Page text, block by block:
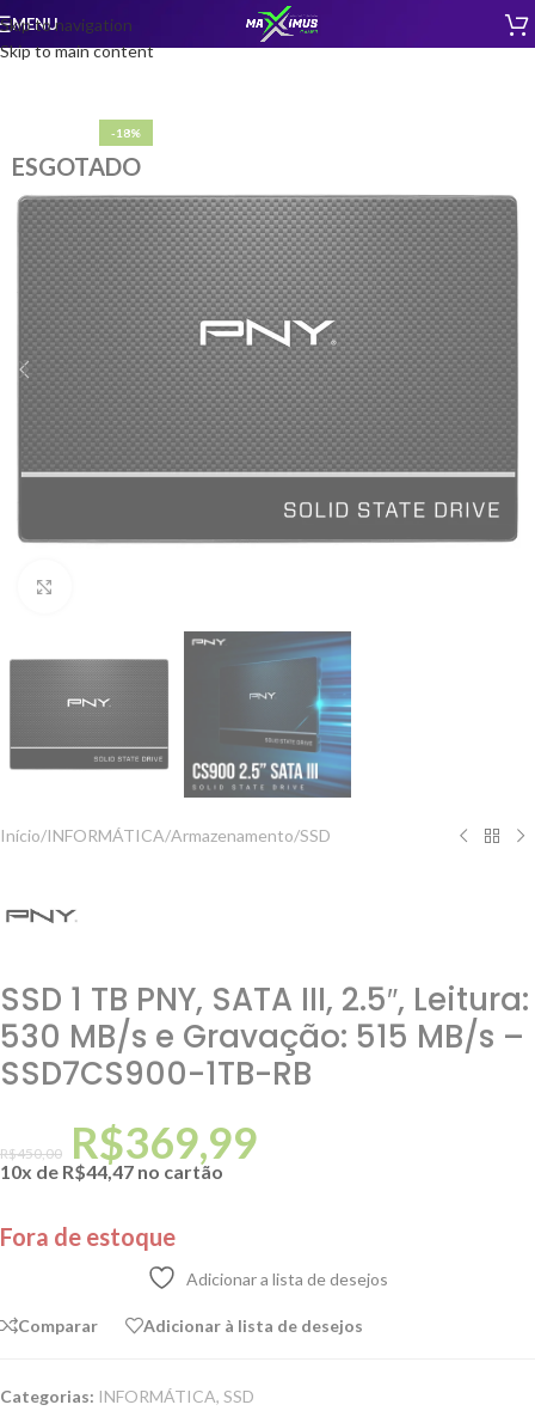
Skip to navigation
Skip to main content
MENU
-18%
ESGOTADO
Início/INFORMÁTICA/Armazenamento/SSD
SSD 1 TB PNY, SATA III, 2.5″, Leitura:
530 MB/s e Gravação: 515 MB/s –
SSD7CS900-1TB-RB
R$450,00 R$369,99
10x de R$44,47 no cartão
Fora de estoque
Adicionar a lista de desejos
Comparar Adicionar à lista de desejos
Categorias: INFORMÁTICA, SSD